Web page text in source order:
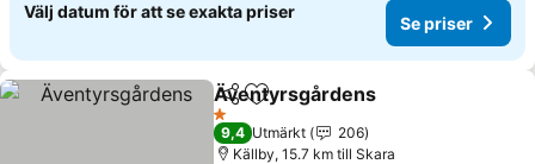
Välj datum för att se exakta priser
Se priser
Dela Lägg till i Mina Favoriter
Äventyrsgårdens
1 Stjärnor
9,4 Utmärkt
206
Källby, 15.7 km till Skara